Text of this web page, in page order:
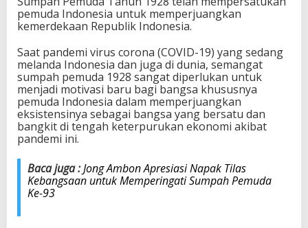
pemuda Indonesia untuk memperjuangkan
kemerdekaan Republik Indonesia.
Saat pandemi virus corona (COVID-19) yang sedang
melanda Indonesia dan juga di dunia, semangat
sumpah pemuda 1928 sangat diperlukan untuk
menjadi motivasi baru bagi bangsa khususnya
pemuda Indonesia dalam memperjuangkan
eksistensinya sebagai bangsa yang bersatu dan
bangkit di tengah keterpurukan ekonomi akibat
pandemi ini.
Baca juga :Jong Ambon Apresiasi Napak Tilas
Kebangsaan untuk Memperingati Sumpah Pemuda
Ke-93